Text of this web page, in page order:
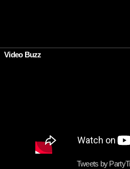
Video Buzz
Tweets by